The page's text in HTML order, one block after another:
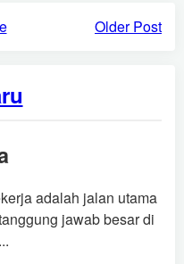
Older Post
adalah jalan utama
jawab besar di